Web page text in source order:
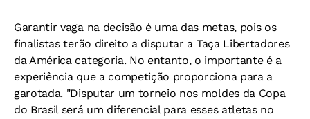
Garantir vaga na decisão é uma das metas, pois os
finalistas terão direito a disputar a Taça Libertadores
da América categoria. No entanto, o importante é a
experiência que a competição proporciona para a
garotada. "Disputar um torneio nos moldes da Copa
do Brasil será um diferencial para esses atletas no